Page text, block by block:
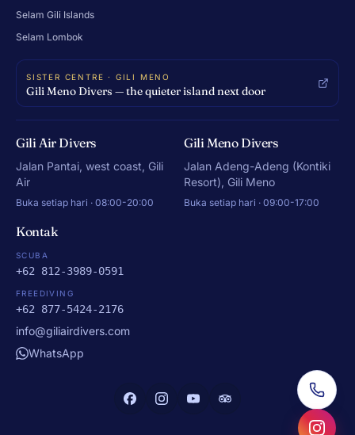
Selam Gili Islands
Selam Lombok
SISTER CENTRE · GILI MENO
Gili Meno Divers — the quieter island next door
Gili Air Divers
Jalan Pantai, west coast, Gili
Air
Buka setiap hari · 08:00-20:00
Gili Meno Divers
Jalan Adeng-Adeng (Kontiki
Resort), Gili Meno
Buka setiap hari · 09:00-17:00
Kontak
SCUBA
+62 812-3989-0591
FREEDIVING
+62 877-5424-2176
info@giliairdivers.com
WhatsApp